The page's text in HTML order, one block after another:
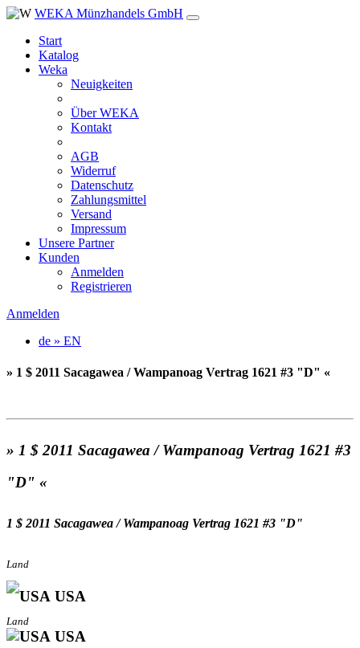
WEKA Münzhandels GmbH
Start
Katalog
Weka
Neuigkeiten
Über WEKA
Kontakt
AGB
Widerruf
Datenschutz
Zahlungsmittel
Versand
Impressum
Unsere Partner
Kunden
Anmelden
Registrieren
Anmelden
de » EN
» 1 $ 2011 Sacagawea / Wampanoag Vertrag 1621 #3 "D" «
» 1 $ 2011 Sacagawea / Wampanoag Vertrag 1621 #3
"D" «
1 $ 2011 Sacagawea / Wampanoag Vertrag 1621 #3 "D"
Land
USA
Land
USA